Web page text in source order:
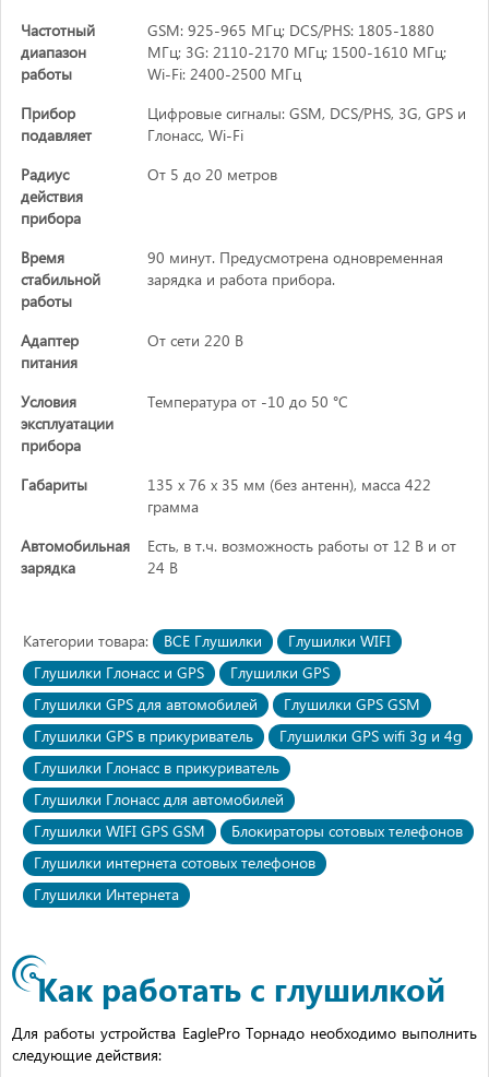
Частотный
диапазон
работы
GSM: 925-965 МГц; DCS/PHS: 1805-1880
МГц; 3G: 2110-2170 МГц; 1500-1610 МГц;
Wi-Fi: 2400-2500 МГц
Прибор
подавляет
Цифровые сигналы: GSM, DCS/PHS, 3G, GPS и
Глонасс, Wi-Fi
Радиус
действия
прибора
От 5 до 20 метров
Время
стабильной
работы
90 минут. Предусмотрена одновременная
зарядка и работа прибора.
Адаптер
питания
От сети 220 В
Условия
эксплуатации
прибора
Температура от -10 до 50 °C
Габариты
135 х 76 х 35 мм (без антенн), масса 422
грамма
Автомобильная
зарядка
Есть, в т.ч. возможность работы от 12 В и от
24 В
Категории товара: ВСЕ Глушилки
Глушилки WIFI
Глушилки Глонасс и GPS
Глушилки GPS
Глушилки GPS для автомобилей
Глушилки GPS GSM
Глушилки GPS в прикуриватель
Глушилки GPS wifi 3g и 4g
Глушилки Глонасс в прикуриватель
Глушилки Глонасс для автомобилей
Глушилки WIFI GPS GSM
Блокираторы сотовых телефонов
Глушилки интернета сотовых телефонов
Глушилки Интернета
Как работать с глушилкой
Для работы устройства EaglePro Торнадо необходимо выполнить
следующие действия: